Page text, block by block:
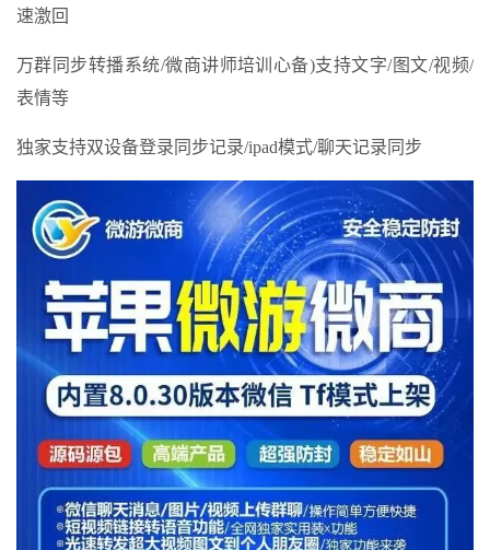
速激回
万群同步转播系统/微商讲师培训心备)支持文字/图文/视频/
表情等
独家支持双设备登录同步记录/ipad模式/聊天记录同步